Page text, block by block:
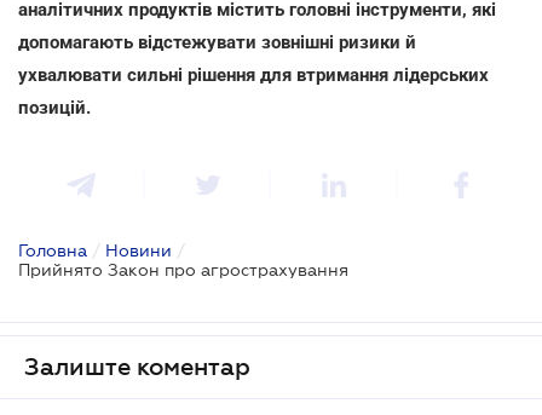
аналітичних продуктів містить головні інструменти, які
допомагають відстежувати зовнішні ризики й
ухвалювати сильні рішення для втримання лідерських
позицій.
Головна / Новини /
Прийнято Закон про агрострахування
Залиште коментар